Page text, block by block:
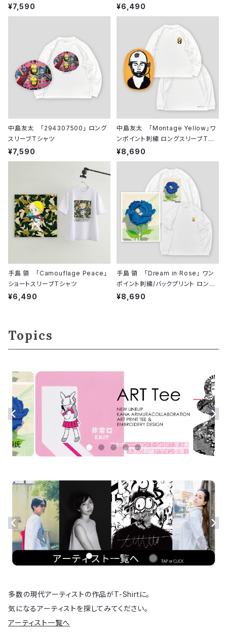
ャツ
¥7,590 ¥6,490
中島友太 「294307500」 ロング
スリーブTシャツ
¥7,590
中島友太 「Montage Yellow」ワ
ンポイント刺繍 ロングスリーブTシ
ャツ
¥8,690
手島 領 「Camouflage Peace」
ショートスリーブTシャツ
¥6,490
手島 領 「Dream in Rose」 ワン
ポイント刺繍/バックプリント ロング
スリーブシャツ
¥8,690
Topics
多数の現代アーティストの作品がT-Shirtに。
気になるアーティストを探してみてください。
アーティスト一覧へ